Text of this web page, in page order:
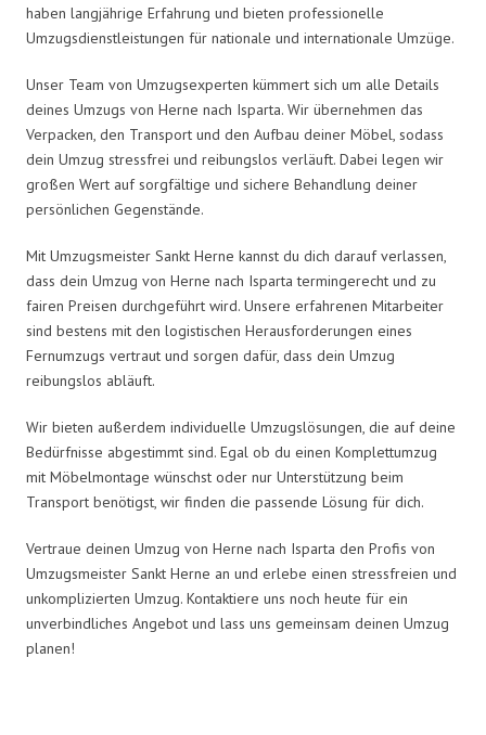
haben langjährige Erfahrung und bieten professionelle
Umzugsdienstleistungen für nationale und internationale Umzüge.
Unser Team von Umzugsexperten kümmert sich um alle Details
deines Umzugs von Herne nach Isparta. Wir übernehmen das
Verpacken, den Transport und den Aufbau deiner Möbel, sodass
dein Umzug stressfrei und reibungslos verläuft. Dabei legen wir
großen Wert auf sorgfältige und sichere Behandlung deiner
persönlichen Gegenstände.
Mit Umzugsmeister Sankt Herne kannst du dich darauf verlassen,
dass dein Umzug von Herne nach Isparta termingerecht und zu
fairen Preisen durchgeführt wird. Unsere erfahrenen Mitarbeiter
sind bestens mit den logistischen Herausforderungen eines
Fernumzugs vertraut und sorgen dafür, dass dein Umzug
reibungslos abläuft.
Wir bieten außerdem individuelle Umzugslösungen, die auf deine
Bedürfnisse abgestimmt sind. Egal ob du einen Komplettumzug
mit Möbelmontage wünschst oder nur Unterstützung beim
Transport benötigst, wir finden die passende Lösung für dich.
Vertraue deinen Umzug von Herne nach Isparta den Profis von
Umzugsmeister Sankt Herne an und erlebe einen stressfreien und
unkomplizierten Umzug. Kontaktiere uns noch heute für ein
unverbindliches Angebot und lass uns gemeinsam deinen Umzug
planen!